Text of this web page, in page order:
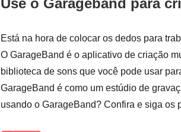
Use o Garageband para
Está na hora de colocar os dedos para
O GarageBand é o aplicativo de criação
biblioteca de sons que você pode usar
GarageBand é como um estúdio de
usando o GarageBand? Confira e siga os